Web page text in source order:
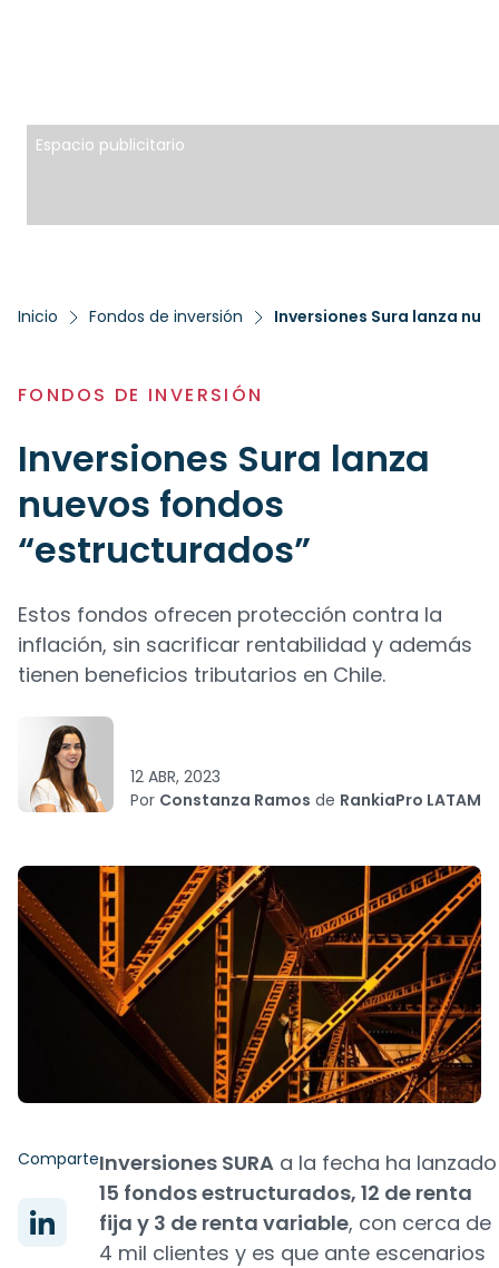
Espacio publicitario
Inicio Fondos de inversión Inversiones Sura lanza
FONDOS DE INVERSIÓN
Inversiones Sura lanza
nuevos fondos
“estructurados”
Estos fondos ofrecen protección contra la
inflación, sin sacrificar rentabilidad y además
tienen beneficios tributarios en Chile.
12 ABR, 2023
Por Constanza Ramos de RankiaPro LATAM
ComparteInversiones SURA a la fecha ha lanzado
15 fondos estructurados, 12 de renta
fija y 3 de renta variable, con cerca de
4 mil clientes y es que ante escenarios